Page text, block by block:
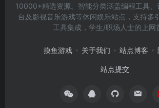
10000+精选资源。智能分类涵盖编程工具
台及影视音乐游戏等休闲娱乐站点，支持多
工具集成，学生/职场人士的上网
摸鱼游戏 关于我们 站点博客
站点提交